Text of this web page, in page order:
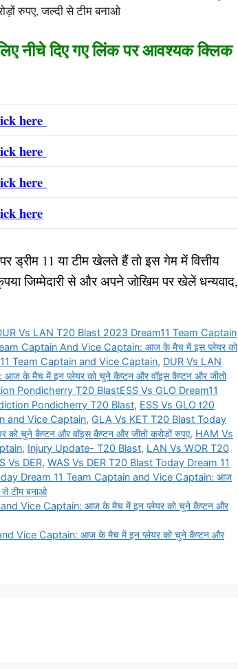
रुपए, जल्दी से टीम बनाओ
नीचे दिए गए लिंक पर आवश्यक क्लिक
here
here
here
here
ड्रीम 11 या टीम खेलते हैं तो इस गेम में वित्तीय
जिम्मेदारी से और अपने जोखिम पर खेलें धन्यवाद,
Vs LAN T20 Blast 2023 Dream11 Team Captain
Captain And Vice Captain: आज के मैच में इस प्लेयर को
Team Captain and Vice Captain, DUR Vs LAN
के मैच में इन प्लेयर को चुने कैप्टन और वॉइस कैप्टन और जीतो
Pondicherry T20 BlastESS Vs GLO Dream11
Pondicherry T20 Blast, ESS Vs GLO t20
and Vice Captain, GLA Vs KET T20 Blast Today
चुने कैप्टन और वॉइस कैप्टन और जीतो करोड़ों रुपए, HAM Vs
, Injury Update- T20 Blast, LAN Vs WOR T20
Vs DER, WAS Vs DER T20 Blast Today Dream 11
Dream 11 Team Captain and Vice Captain: आज
से टीम बनाओ
Vice Captain: आज के मैच में इन प्लेयर को चुने कैप्टन और
Vice Captain: आज के मैच में इन प्लेयर को चुने कैप्टन और